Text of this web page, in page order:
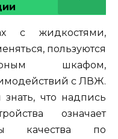
с жидкостями,
пользуются
шкафом,
с ЛВЖ.
что надпись
означает
качества по